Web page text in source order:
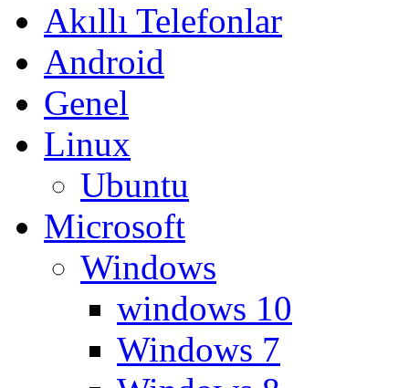
Akıllı Telefonlar
Android
Genel
Linux
Ubuntu
Microsoft
Windows
windows 10
Windows 7